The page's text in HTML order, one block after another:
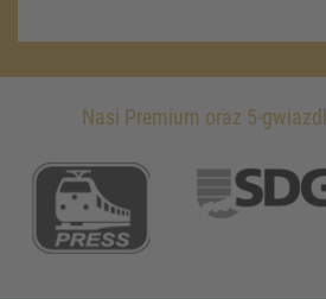
Nasi Premium oraz 5-